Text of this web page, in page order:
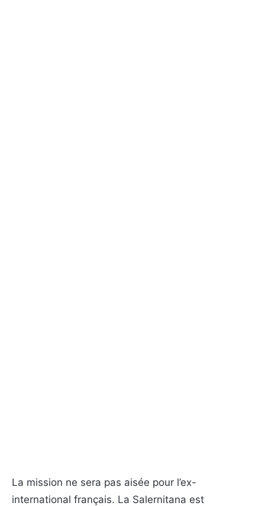
La mission ne sera pas aisée pour l’ex-
international français. La Salernitana est